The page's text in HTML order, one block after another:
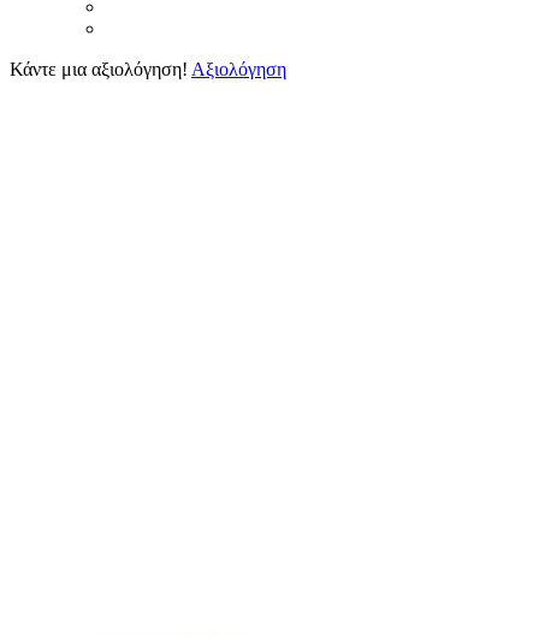
Κάντε μια αξιολόγηση! Αξιολόγηση